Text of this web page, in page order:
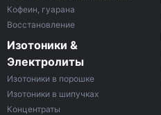
Кофеин, гуарана
Восстановление
Изотоники &
Электролиты
Изотоники в порошке
Изотоники в шипучках
Концентраты